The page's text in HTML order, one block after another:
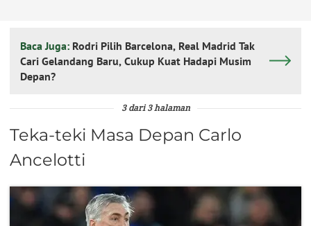
Baca Juga: Rodri Pilih Barcelona, Real Madrid Tak
Cari Gelandang Baru, Cukup Kuat Hadapi Musim
Depan?
3 dari 3 halaman
Teka-teki Masa Depan Carlo
Ancelotti